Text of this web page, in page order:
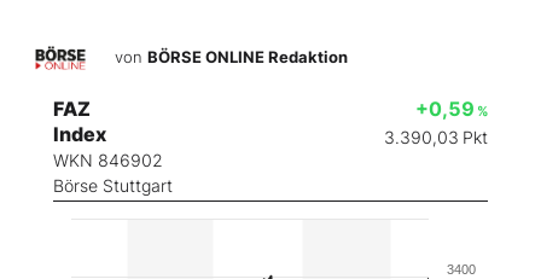
von BÖRSE ONLINE Redaktion
FAZ
Index
WKN 846902
Börse Stuttgart
+0,59 %
3.390,03 Pkt
3400